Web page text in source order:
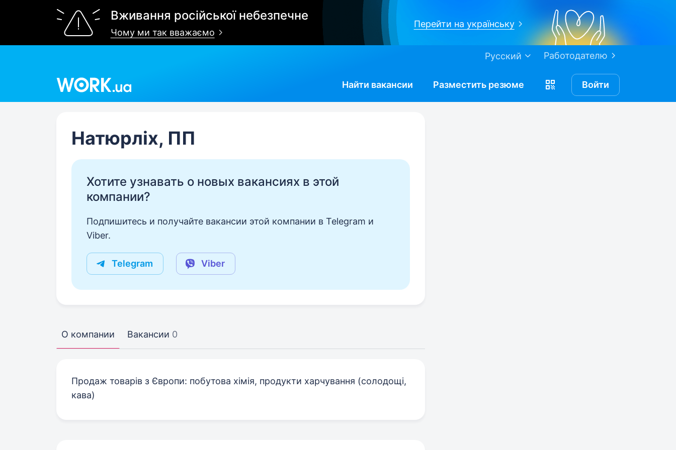
Вживання російської небезпечне
Чому ми так вважаємо
Перейти на українську
Работодателю
Русский
Найти вакансии Разместить резюме Войти
Натюрліх, ПП
Хотите узнавать о новых вакансиях в этой
компании?
Подпишитесь и получайте вакансии этой компании в Telegram и
Viber.
Telegram Viber
О компании Вакансии 0
Продаж товарів з Європи: побутова хімія, продукти харчування (солодощі,
кава)